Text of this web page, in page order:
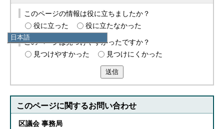
日本語
日本語
English
繁體中文
このページの情報は役に立ちましたか？
役に立った
役に立たなかった
このページは見つけやすかったですか？
見つけやすかった
見つけにくかった
送信
このページに関するお問い合わせ
区議会 事務局